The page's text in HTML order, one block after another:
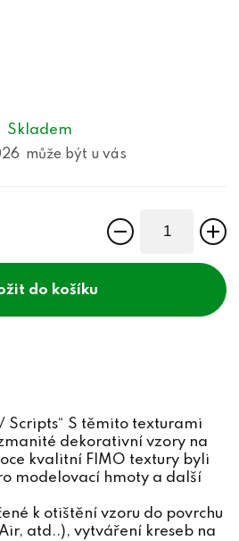
Skladem
do košíku
Scripts“ S těmito texturami
dekorativní vzory na
kvalitní FIMO textury byli
modelovací hmoty a další
k otištění vzoru do povrchu
atd..), vytváření kreseb na